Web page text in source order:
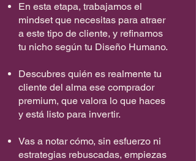
En esta etapa, trabajamos el
mindset que necesitas para atraer
a este tipo de cliente, y refinamos
tu nicho según tu Diseño Humano.
Descubres quién es realmente tu
cliente del alma ese comprador
premium, que valora lo que haces
y está listo para invertir.
Vas a notar cómo, sin esfuerzo ni
estrategias rebuscadas, empiezas